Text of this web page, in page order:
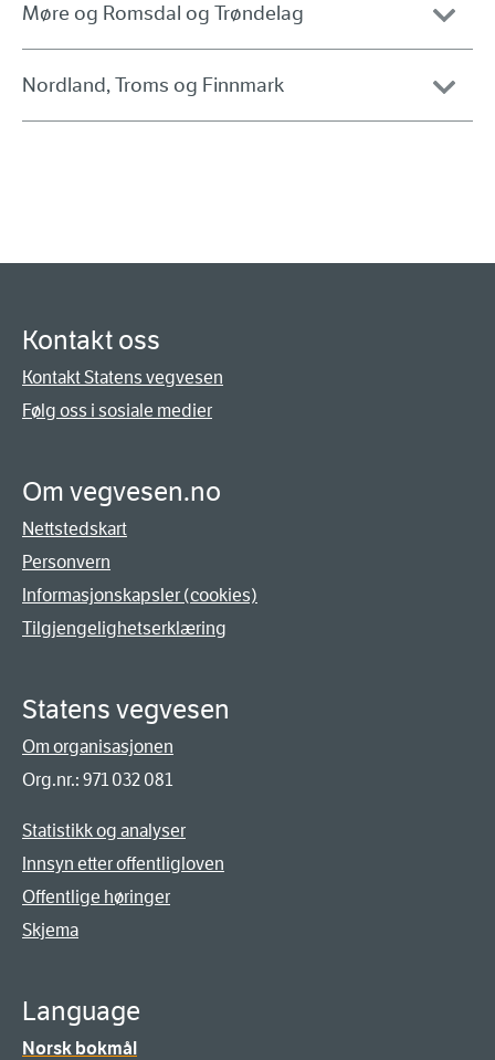
Møre og Romsdal og Trøndelag
Nordland, Troms og Finnmark
Kontakt oss
Kontakt Statens vegvesen
Følg oss i sosiale medier
Om vegvesen.no
Nettstedskart
Personvern
Informasjonskapsler (cookies)
Tilgjengelighetserklæring
Statens vegvesen
Om organisasjonen
Org.nr.: 971 032 081
Statistikk og analyser
Innsyn etter offentligloven
Offentlige høringer
Skjema
Language
Norsk bokmål